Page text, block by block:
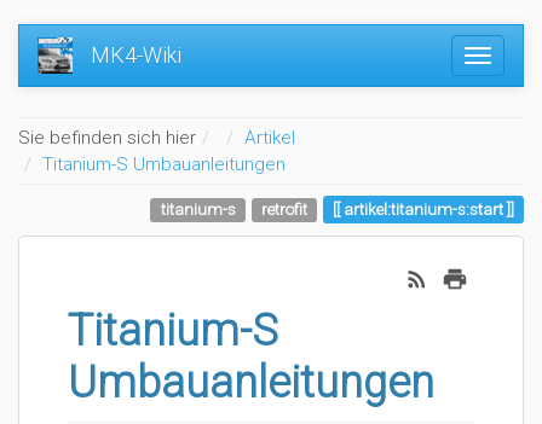
MK4-Wiki
Sie befinden sich hier Home
Artikel
Titanium-S Umbauanleitungen
titanium-s retrofit artikel:titanium-s:start
Titanium-S
Umbauanleitungen